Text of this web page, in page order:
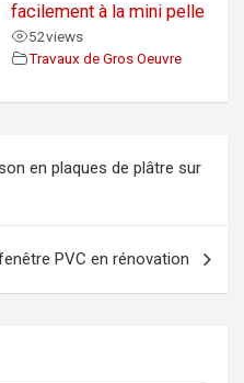
facilement à la mini pelle
52views
Travaux de Gros Oeuvre
en plaques de plâtre sur
PVC en rénovation